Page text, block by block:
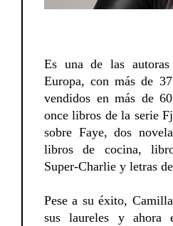
Es una de las
Europa, con más de
vendidos en más de
once libros de la serie
sobre Faye, dos
libros de cocina,
Super-Charlie y letras
Pese a su éxito,
sus laureles y ahora